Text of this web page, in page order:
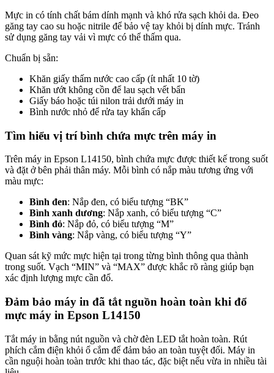
Mực in có tính chất bám dính mạnh và khó rửa sạch khỏi da. Đeo
găng tay cao su hoặc nitrile để bảo vệ tay khỏi bị dính mực. Tránh
sử dụng găng tay vải vì mực có thể thấm qua.
Chuẩn bị sẵn:
Khăn giấy thấm nước cao cấp (ít nhất 10 tờ)
Khăn ướt không cồn để lau sạch vết bẩn
Giấy báo hoặc túi nilon trải dưới máy in
Bình nước nhỏ để rửa tay khẩn cấp
Tìm hiểu vị trí bình chứa mực trên máy in
Trên máy in Epson L14150, bình chứa mực được thiết kế trong suốt
và đặt ở bên phải thân máy. Mỗi bình có nắp màu tương ứng với
màu mực:
Bình đen: Nắp đen, có biểu tượng “BK”
Bình xanh dương: Nắp xanh, có biểu tượng “C”
Bình đỏ: Nắp đỏ, có biểu tượng “M”
Bình vàng: Nắp vàng, có biểu tượng “Y”
Quan sát kỹ mức mực hiện tại trong từng bình thông qua thành
trong suốt. Vạch “MIN” và “MAX” được khắc rõ ràng giúp bạn
xác định lượng mực cần đổ.
Đảm bảo máy in đã tắt nguồn hoàn toàn khi đổ
mực máy in Epson L14150
Tắt máy in bằng nút nguồn và chờ đèn LED tắt hoàn toàn. Rút
phích cắm điện khỏi ổ cắm để đảm bảo an toàn tuyệt đối. Máy in
cần nguội hoàn toàn trước khi thao tác, đặc biệt nếu vừa in nhiều tài